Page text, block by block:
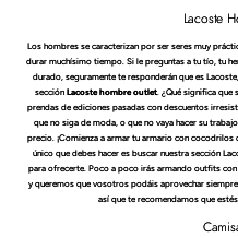
Lacoste
Los hombres se caracterizan por ser seres muy
durar muchísimo tiempo. Si le preguntas a tu tío, tu
durado, seguramente te responderán que es
sección Lacoste hombre outlet . ¿Qué significa
prendas de ediciones pasadas con descuentos
que no siga de moda, o que no vaya hacer su
precio. ¡Comienza a armar tu armario con cocodrilos
único que debes hacer es buscar nuestra sección
para ofrecerte. Poco a poco irás armando outfits
y queremos que vosotros podáis aprovechar
así que te recomendamos que